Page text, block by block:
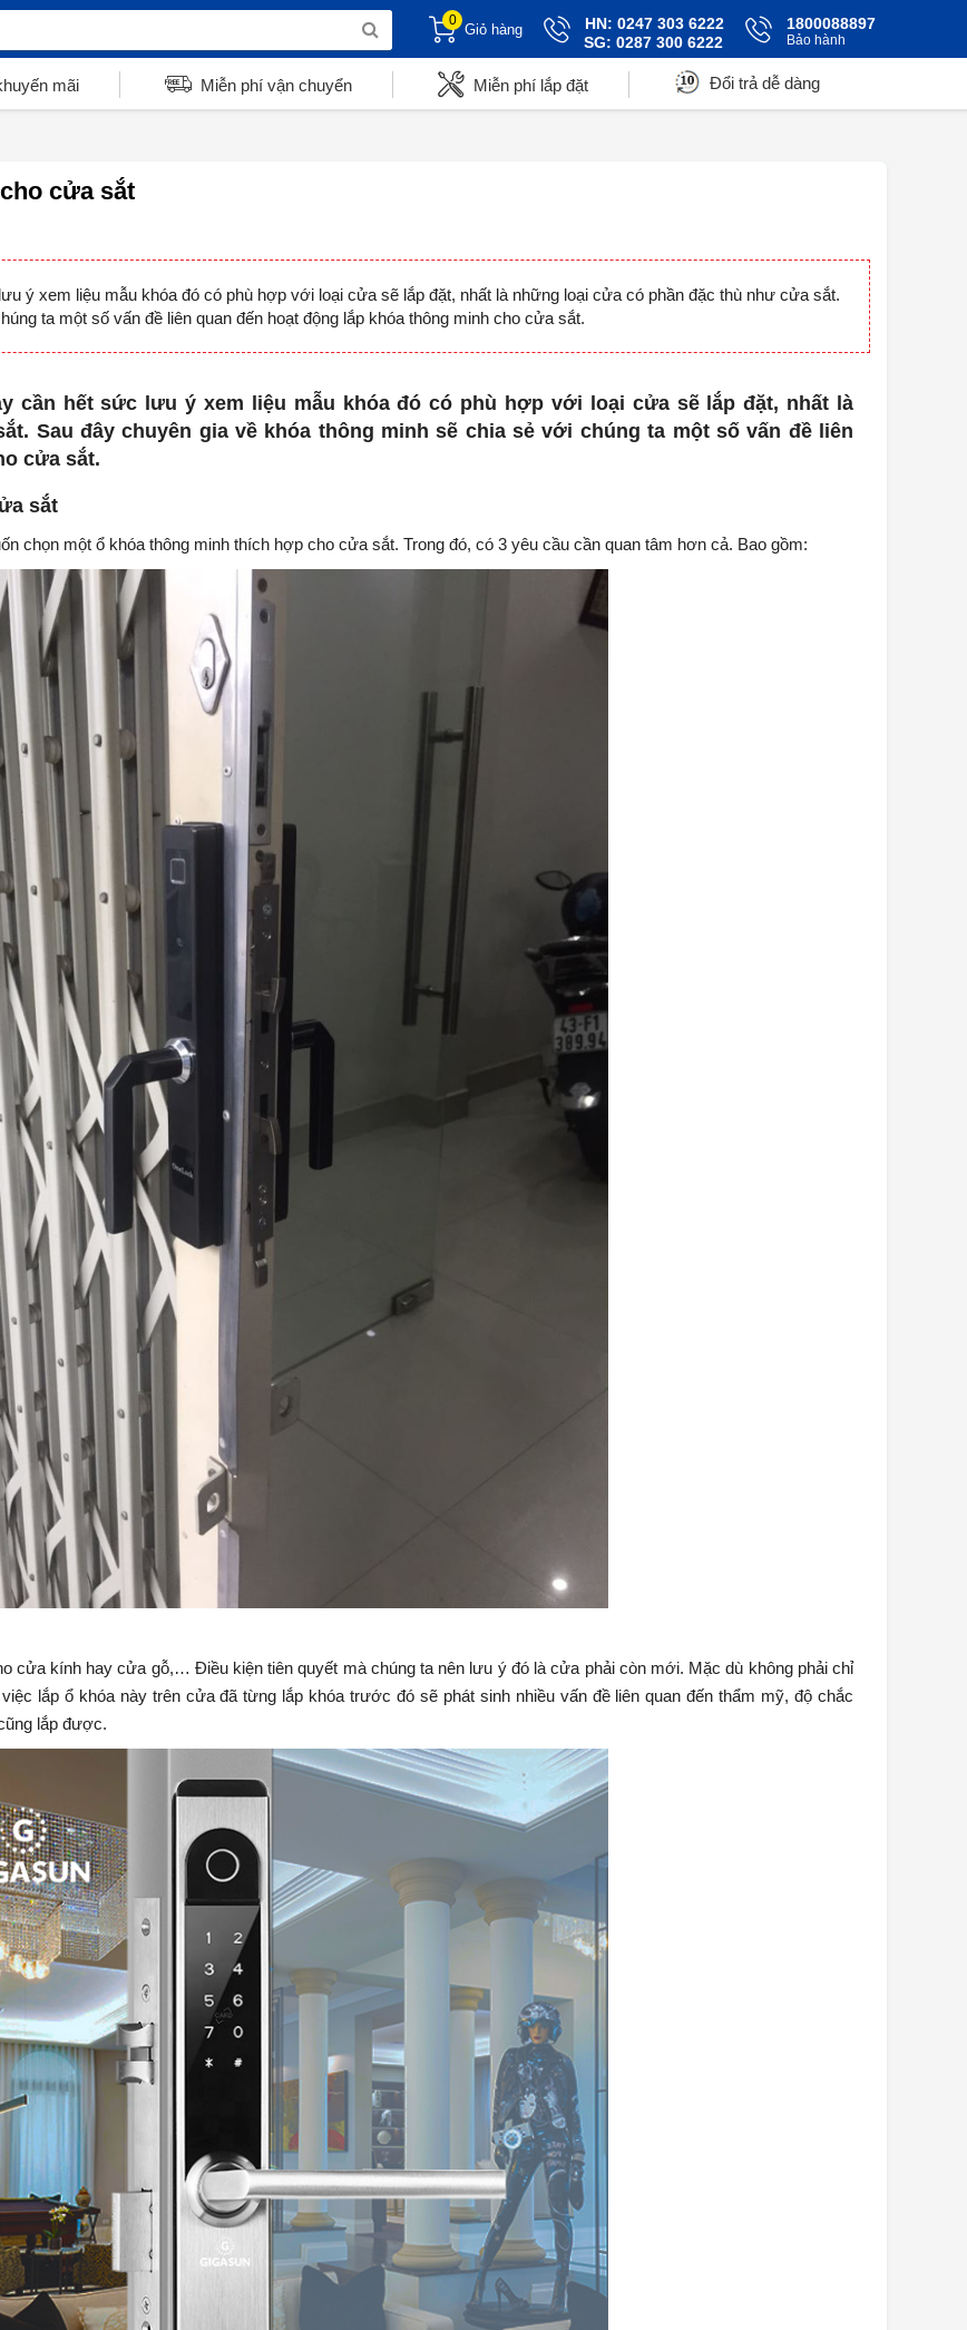
0
Giỏ hàng
HN: 0247 303 6222
SG: 0287 300 6222
1800088897
Bảo hành
mãi Miễn phí vận chuyển Miễn phí lắp đặt Đổi trả dễ dàng
cửa sắt
ý xem liệu mẫu khóa đó có phù hợp với loại cửa sẽ lắp đặt, nhất là những loại cửa có phần đặc thù như cửa sắt.
ta một số vấn đề liên quan đến hoạt động lắp khóa thông minh cho cửa sắt.
cần hết sức lưu ý xem liệu mẫu khóa đó có phù hợp với loại cửa sẽ lắp đặt, nhất là
Sau đây chuyên gia về khóa thông minh sẽ chia sẻ với chúng ta một số vấn đề liên
cửa sắt.
sắt
chọn một ổ khóa thông minh thích hợp cho cửa sắt. Trong đó, có 3 yêu cầu cần quan tâm hơn cả. Bao gồm:
cửa kính hay cửa gỗ,… Điều kiện tiên quyết mà chúng ta nên lưu ý đó là cửa phải còn mới. Mặc dù không phải chỉ
lắp ổ khóa này trên cửa đã từng lắp khóa trước đó sẽ phát sinh nhiều vấn đề liên quan đến thẩm mỹ, độ chắc
lắp được.